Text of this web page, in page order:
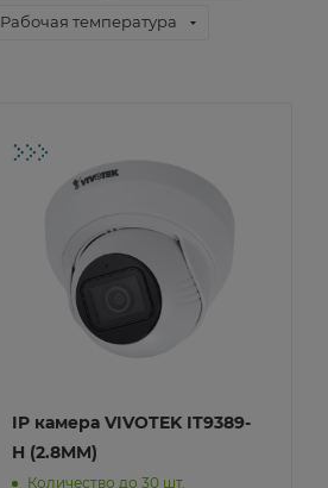
Рабочая температура
IP камера VIVOTEK IT9389-
H (2.8MM)
Количество до 30 шт.